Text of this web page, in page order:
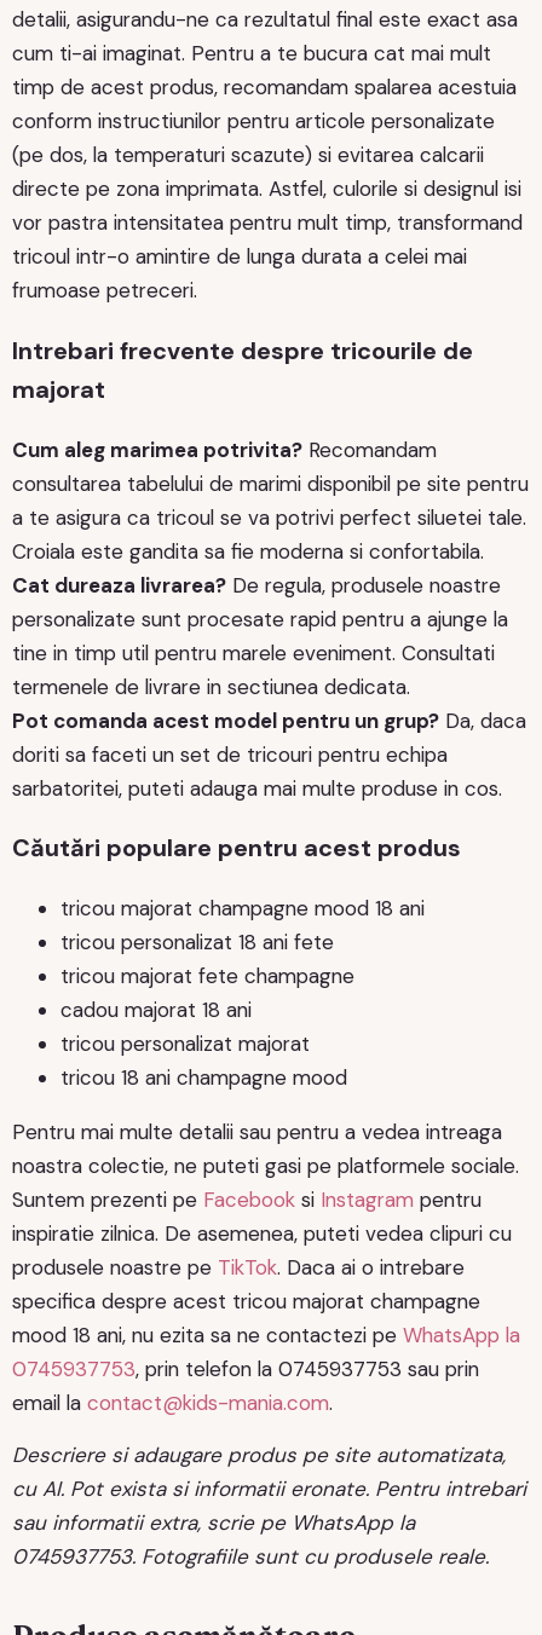
detalii, asigurandu-ne ca rezultatul final este exact asa
cum ti-ai imaginat. Pentru a te bucura cat mai mult
timp de acest produs, recomandam spalarea acestuia
conform instructiunilor pentru articole personalizate
(pe dos, la temperaturi scazute) si evitarea calcarii
directe pe zona imprimata. Astfel, culorile si designul isi
vor pastra intensitatea pentru mult timp, transformand
tricoul intr-o amintire de lunga durata a celei mai
frumoase petreceri.
Intrebari frecvente despre tricourile de
majorat
Cum aleg marimea potrivita? Recomandam
consultarea tabelului de marimi disponibil pe site pentru
a te asigura ca tricoul se va potrivi perfect siluetei tale.
Croiala este gandita sa fie moderna si confortabila.
Cat dureaza livrarea? De regula, produsele noastre
personalizate sunt procesate rapid pentru a ajunge la
tine in timp util pentru marele eveniment. Consultati
termenele de livrare in sectiunea dedicata.
Pot comanda acest model pentru un grup? Da, daca
doriti sa faceti un set de tricouri pentru echipa
sarbatoritei, puteti adauga mai multe produse in cos.
Căutări populare pentru acest produs
tricou majorat champagne mood 18 ani
tricou personalizat 18 ani fete
tricou majorat fete champagne
cadou majorat 18 ani
tricou personalizat majorat
tricou 18 ani champagne mood
Pentru mai multe detalii sau pentru a vedea intreaga
noastra colectie, ne puteti gasi pe platformele sociale.
Suntem prezenti pe Facebook si Instagram pentru
inspiratie zilnica. De asemenea, puteti vedea clipuri cu
produsele noastre pe TikTok. Daca ai o intrebare
specifica despre acest tricou majorat champagne
mood 18 ani, nu ezita sa ne contactezi pe WhatsApp la
0745937753, prin telefon la 0745937753 sau prin
email la contact@kids-mania.com.
Descriere si adaugare produs pe site automatizata,
cu AI. Pot exista si informatii eronate. Pentru intrebari
sau informatii extra, scrie pe WhatsApp la
0745937753. Fotografiile sunt cu produsele reale.